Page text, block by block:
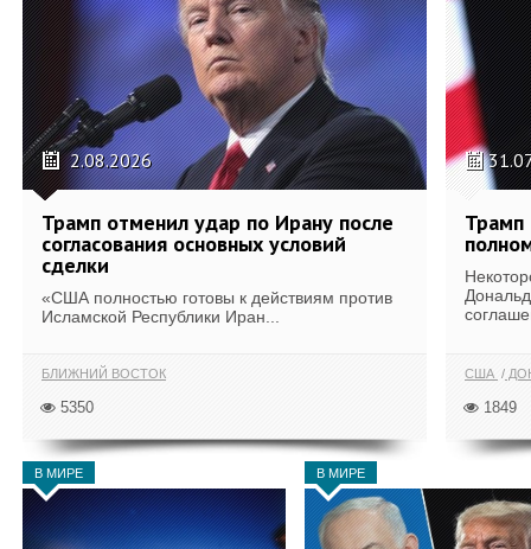
2.08.2026
Трамп отменил удар по Ирану после
согласования основных условий
сделки
«США полностью готовы к действиям против
Исламской Республики Иран...
БЛИЖНИЙ ВОСТОК
5350
Трамп
США
1849
В МИРЕ В МИРЕ